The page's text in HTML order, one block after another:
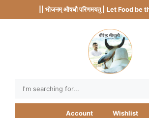
to
|| भोजनम् औषधौ परिणमयतु | Let Food be
Account Wishlist